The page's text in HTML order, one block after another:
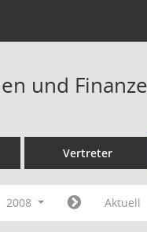
und
Vertreter
2008 Aktuell